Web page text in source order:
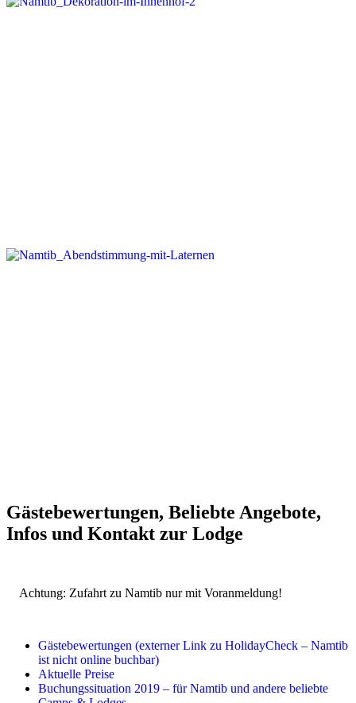
Gästebewertungen, Beliebte Angebote,
Infos und Kontakt zur Lodge
Achtung: Zufahrt zu Namtib nur mit Voranmeldung!
Gästebewertungen (externer Link zu HolidayCheck – Namtib
ist nicht online buchbar)
Aktuelle Preise
Buchungssituation 2019 – für Namtib und andere beliebte